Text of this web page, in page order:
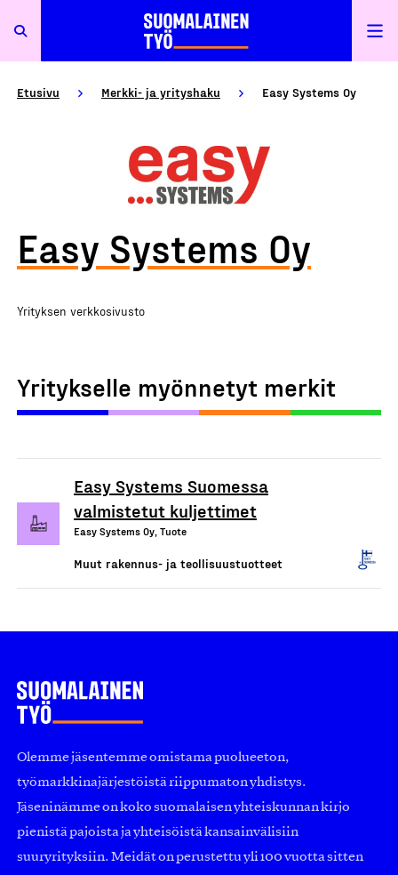
Etusivu Merkki- ja yrityshaku Easy Systems Oy
Easy Systems Oy
Yrityksen verkkosivusto
Yritykselle myönnetyt merkit
Easy Systems Suomessa
valmistetut kuljettimet
Easy Systems Oy, Tuote
Muut rakennus- ja teollisuustuotteet
Olemme jäsentemme omistama puolueeton,
työmarkkinajärjestöistä riippumaton yhdistys.
Jäseninämme on koko suomalaisen yhteiskunnan kirjo
pienistä pajoista ja yhteisöistä kansainvälisiin
suuryrityksiin. Meidät on perustettu yli 100 vuotta sitten